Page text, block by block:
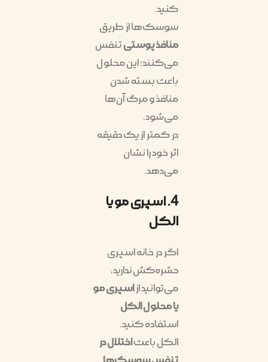
کنید.
سوسک‌ها از طریق
منافذ پوستیتنفس
می‌کنند؛ این محلول
باعث بسته شدن
منافذ و مرگ آن‌ها
می‌شود.
در کمتر از یک دقیقه
اثر خود را نشان
می‌دهد.
4. اسپری مو یا
الکل
اگر در خانه اسپری
حشره‌کش ندارید،
می‌توانید ازاسپری مو
یا محلول الکل
استفاده کنید.
الکل باعثاختلال در